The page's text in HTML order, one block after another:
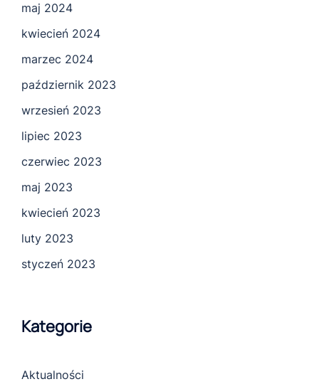
maj 2024
kwiecień 2024
marzec 2024
październik 2023
wrzesień 2023
lipiec 2023
czerwiec 2023
maj 2023
kwiecień 2023
luty 2023
styczeń 2023
Kategorie
Aktualności